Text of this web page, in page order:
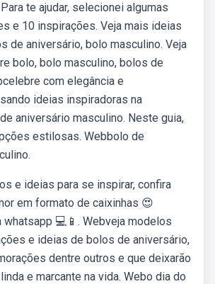
te ajudar, selecionei algumas
e 10 inspirações. Veja mais ideias
de aniversário, bolo masculino. Veja
bolo, bolo masculino, bolos de
com elegância e
ideias inspiradoras na
aniversário masculino. Neste guia,
estilosas. Webbolo de
e ideias para se inspirar, confira
em formato de caixinhas ️😍
whatsapp 💻📱. Webveja modelos
e ideias de bolos de aniversário,
dentre outros e que deixarão
e marcante na vida. Webo dia do